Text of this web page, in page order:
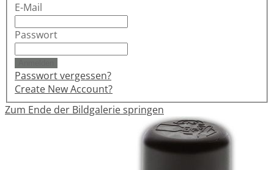
E-Mail
Passwort
Passwort vergessen?
Create New Account?
Zum Ende der Bildgalerie springen